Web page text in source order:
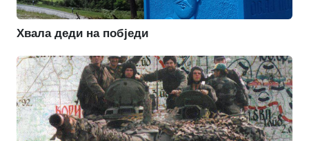
Хвала деди на побједи